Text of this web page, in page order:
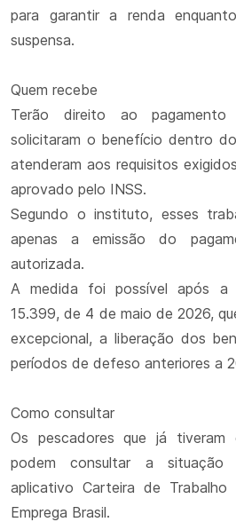
para garantir a renda
suspensa.
Quem recebe
Terão direito ao
solicitaram o benefício dentro
atenderam aos requisitos
aprovado pelo INSS.
Segundo o instituto, esses
apenas a emissão do
autorizada.
A medida foi possível após a
15.399, de 4 de maio de 2026,
excepcional, a liberação dos
períodos de defeso anteriores a
Como consultar
Os pescadores que já tiveram
podem consultar a situação
aplicativo Carteira de
Emprega Brasil.